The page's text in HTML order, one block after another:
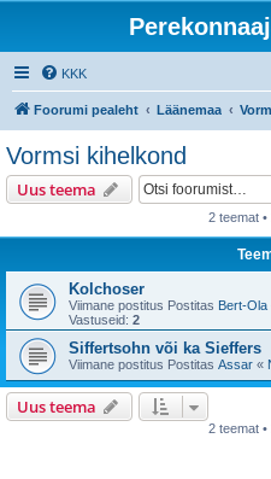
KKK
Foorumi pealeht Läänemaa
Vormsi kihelkond
Uus teema
2 teemat •
Kolchoser
Viimane postitus Postitas Bert-Ola
Vastuseid: 2
Siffertsohn või ka Sieffers
Viimane postitus Postitas Assar «
Uus teema
2 teemat •